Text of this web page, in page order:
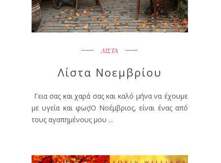
ΛΙΣΤΑ
Λίστα Νοεμβρίου
Γεια σας και χαρά σας και καλό μήνα να έχουμε
με υγεία και φως!Ο Νοέμβριος, είναι ένας από
τους αγαπημένους μου ...